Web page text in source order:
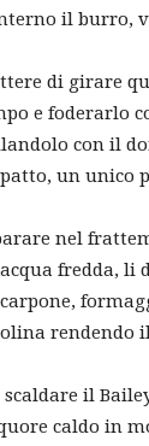
il burro,
di girare
e foderarlo
con il
un unico
nel
fredda, li
rendendo
scaldare il
caldo in